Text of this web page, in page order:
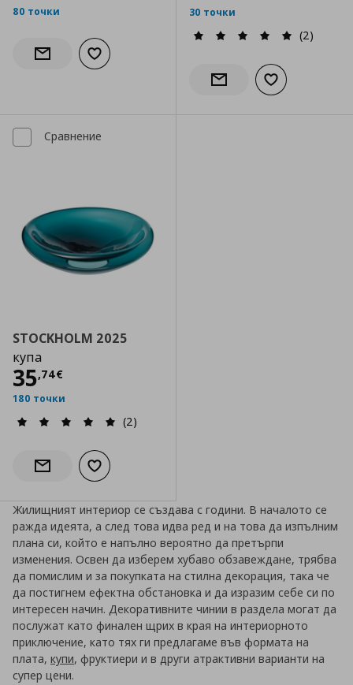
80 точки
Информирай ме за наличност
Добави към списъка с любими
30 точки
(2)
Информирай ме за
Добави към
Сравнение
STOCKHOLM 2025
купа
35,74€
Цена
180 точки
(2)
Информирай ме за наличност
Добави към списъка с любими
Жилищният интериор се създава с години. В началото се
ражда идеята, а след това идва ред и на това да изпълним
плана си, който е напълно вероятно да претърпи
изменения. Освен да изберем хубаво обзавеждане, трябва
да помислим и за покупката на стилна декорация, така че
да постигнем ефектна обстановка и да изразим себе си по
интересен начин. Декоративните чинии в раздела могат да
послужат като финален щрих в края на интериорното
приключение, като тях ги предлагаме във формата на
плата, купи, фруктиери и в други атрактивни варианти на
супер цени.